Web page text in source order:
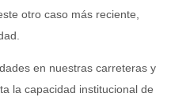
otro caso más reciente,
en nuestras carreteras y
la capacidad institucional de